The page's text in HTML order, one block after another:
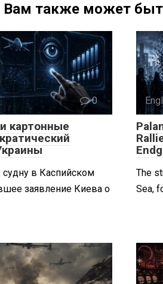
Вам также может
0
картонные
в Каспийском
заявление Киева о
The
Sea,